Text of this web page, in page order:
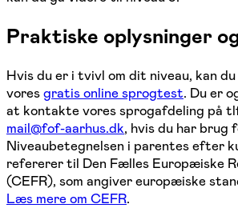
Praktiske oplysninger
Hvis du er i tvivl om dit niveau, kan
voresgratis online sprogtest. Du er
at kontakte vores sprogafdeling på
mail@fof-aarhus.dk, hvis du har brug
Niveaubetegnelsen i parentes efter
refererer til Den Fælles Europæiske
(CEFR), som angiver europæiske
Læs mere om CEFR.